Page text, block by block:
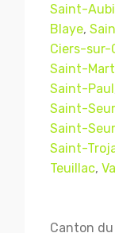
Saint-
Blaye,
Ciers-sur-
Saint-
Saint-Paul
Saint-
Saint-
Saint-
Teuillac,
Canton
©